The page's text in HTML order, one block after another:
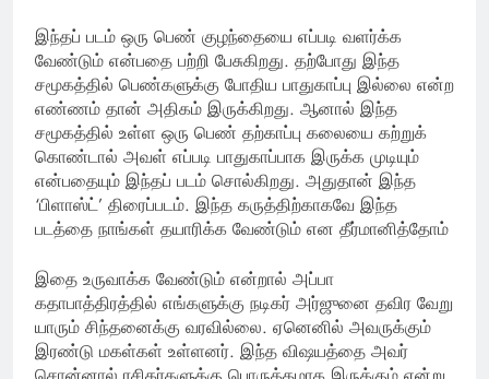
இந்தப் படம் ஒரு பெண் குழந்தையை எப்படி வளர்க்க
வேண்டும் என்பதை பற்றி பேசுகிறது. தற்போது இந்த
சமூகத்தில் பெண்களுக்கு போதிய பாதுகாப்பு இல்லை என்ற
எண்ணம் தான் அதிகம் இருக்கிறது. ஆனால் இந்த
சமூகத்தில் உள்ள ஒரு பெண் தற்காப்பு கலையை கற்றுக்
கொண்டால் அவள் எப்படி பாதுகாப்பாக இருக்க முடியும்
என்பதையும் இந்தப் படம் சொல்கிறது. அதுதான் இந்த
‘பிளாஸ்ட்’ திரைப்படம். இந்த கருத்திற்காகவே இந்த
படத்தை நாங்கள் தயாரிக்க வேண்டும் என தீர்மானித்தோம்
இதை உருவாக்க வேண்டும் என்றால் அப்பா
கதாபாத்திரத்தில் எங்களுக்கு நடிகர் அர்ஜுனை தவிர வேறு
யாரும் சிந்தனைக்கு வரவில்லை. ஏனெனில் அவருக்கும்
இரண்டு மகள்கள் உள்ளனர். இந்த விஷயத்தை அவர்